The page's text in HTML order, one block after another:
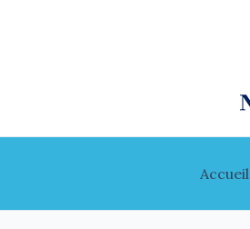
Accueil